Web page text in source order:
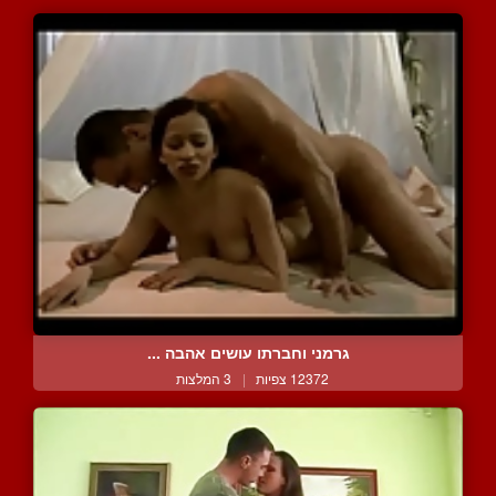
גרמני וחברתו עושים אהבה ...
12372 צפיות | 3 המלצות